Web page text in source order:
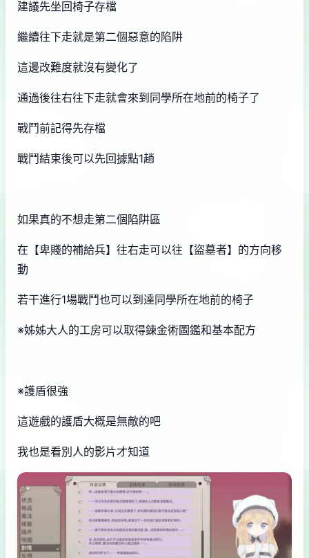
建議先坐回椅子存檔
繼續往下走就是第二個惡意的陷阱
這邊改難度就沒有變化了
通過後往右往下走就會來到同學所在地前的椅子了
戰鬥前記得先存檔
戰鬥結束後可以先回據點1趟
如果真的不想走第二個陷阱區
在【卑賤的補給兵】往右走可以往【盜墓者】的方向移
動
若干進行1場戰鬥也可以到達同學所在地前的椅子
※姊姊大人的工房可以取得鍊金術圖鑑和基本配方
※護盾很強
這遊戲的護盾大概是無敵的吧
我也是看別人的影片才知道